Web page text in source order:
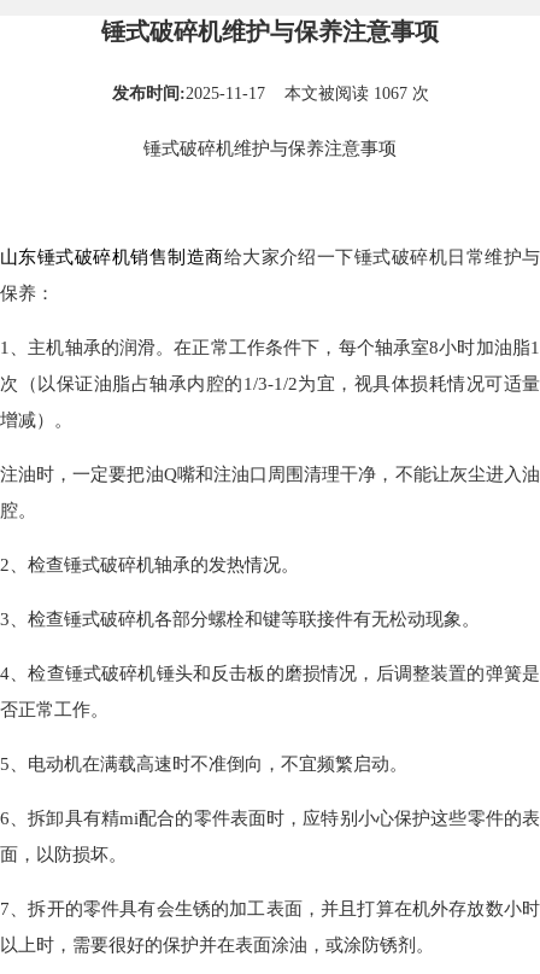
锤式破碎机维护与保养注意事项
发布时间:2025-11-17 本文被阅读 1067 次
锤式破碎机维护与保养注意事项
山东锤式破碎机销售制造商给大家介绍一下锤式破碎机日常维护与
保养：
1、主机轴承的润滑。在正常工作条件下，每个轴承室8小时加油脂1
次（以保证油脂占轴承内腔的1/3-1/2为宜，视具体损耗情况可适量
增减）。
注油时，一定要把油Q嘴和注油口周围清理干净，不能让灰尘进入油
腔。
2、检查锤式破碎机轴承的发热情况。
3、检查锤式破碎机各部分螺栓和键等联接件有无松动现象。
4、检查锤式破碎机锤头和反击板的磨损情况，后调整装置的弹簧是
否正常工作。
5、电动机在满载高速时不准倒向，不宜频繁启动。
6、拆卸具有精mi配合的零件表面时，应特别小心保护这些零件的表
面，以防损坏。
7、拆开的零件具有会生锈的加工表面，并且打算在机外存放数小时
以上时，需要很好的保护并在表面涂油，或涂防锈剂。